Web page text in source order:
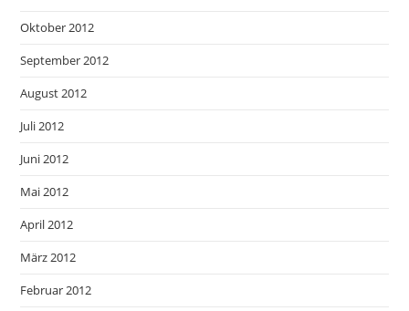
Oktober 2012
September 2012
August 2012
Juli 2012
Juni 2012
Mai 2012
April 2012
März 2012
Februar 2012